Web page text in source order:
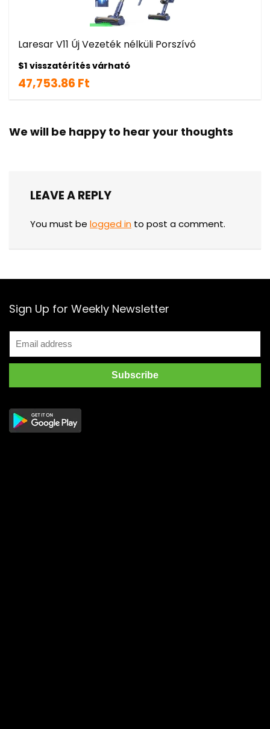
Laresar V11 Új Vezeték nélküli Porszívó
$1 visszatérítés várható
47,753.86 Ft
We will be happy to hear your thoughts
LEAVE A REPLY
You must be logged in to post a comment.
Sign Up for Weekly Newsletter